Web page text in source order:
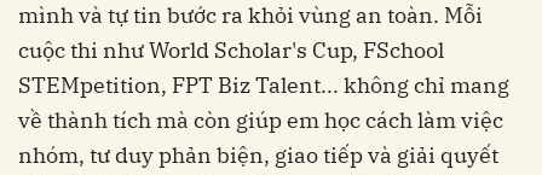
mình và tự tin bước ra khỏi vùng an toàn. Mỗi
cuộc thi như World Scholar's Cup, FSchool
STEMpetition, FPT Biz Talent... không chỉ mang
về thành tích mà còn giúp em học cách làm việc
nhóm, tư duy phản biện, giao tiếp và giải quyết